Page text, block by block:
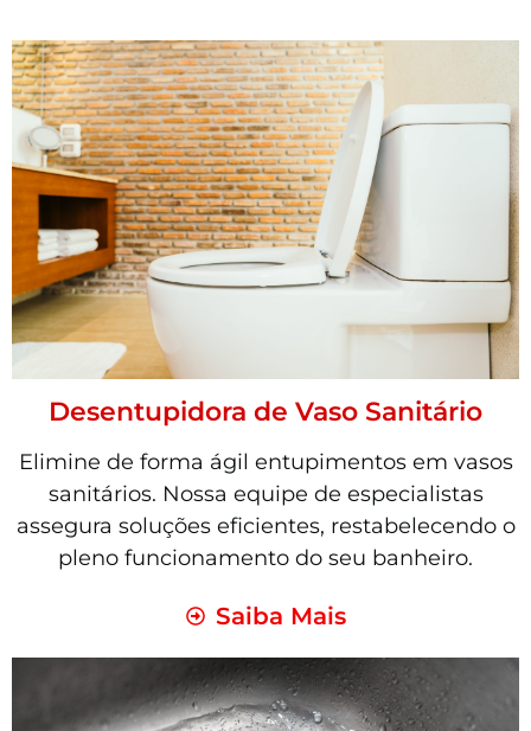
Desentupidora de Vaso Sanitário
Elimine de forma ágil entupimentos em vasos
sanitários. Nossa equipe de especialistas
assegura soluções eficientes, restabelecendo o
pleno funcionamento do seu banheiro.
Saiba Mais